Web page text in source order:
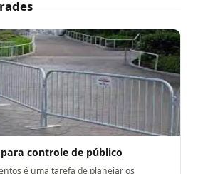
controle de público
é uma tarefa de planejar os